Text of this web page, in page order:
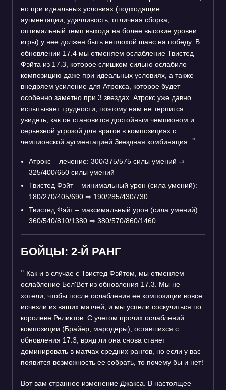
но при идеальных условиях (подходящие
аугментации, удачливость, отличная сборка,
оптимальный темп выхода на более высокие уровни
игры) у нее должен быть неплохой шанс на победу. В
обновлении 17.4 мы отменяем ослабление Твистед
Фэйта из 17.3, которое слишком сильно ослабило
композицию даже при идеальных условиях, а также
внедряем усиление для Атрокса, которое будет
особенно заметно при 3 звездах. Атрокс уже давно
испытывает трудности, поэтому нам не терпится
увидеть, как он становится достойным чемпионом и
серьезной угрозой для врагов в композициях с
чемпионской аугментацией Звездная комбинация.
Атрокс – лечение: 300/375/575 силы умений ⇒
325/400/650 силы умений
Твистед Фэйт – минимальный урон (сила умений):
180/270/405/690 ⇒ 190/285/430/730
Твистед Фэйт – максимальный урон (сила умений):
360/540/810/1380 ⇒ 380/570/860/1460
БОЙЦЫ: 2-Й РАНГ
Как и в случае с Твистед Фэйтом, мы отменяем
ослабление Бел'Вет из обновления 17.3. Мы не
хотели, чтобы после ослабления ее композиции вовсе
исчезли из ваших матчей, и мы успели соскучиться по
королеве Реликтов. С учетом прочих ослаблений
композиции (Брайер, мародеры), оставшихся с
обновления 17.3, вряд ли она снова станет
доминировать в матчах средних рангов, но если у вас
появится возможность ее собрать, то почему бы и нет!
Вот вам странное изменение Джакса. В настоящее